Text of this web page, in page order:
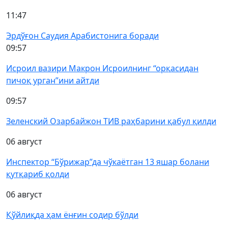
11:47
Эрдўғон Саудия Арабистонига боради
09:57
Исроил вазири Макрон Исроилнинг “орқасидан
пичоқ урган”ини айтди
09:57
Зеленский Озарбайжон ТИВ раҳбарини қабул қилди
06 август
Инспектор “Бўрижар”да чўкаётган 13 яшар болани
қутқариб қолди
06 август
Қўйлиқда ҳам ёнғин содир бўлди